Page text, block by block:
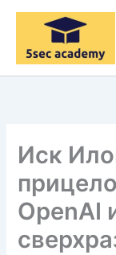
Перейти
содержимому
Иск
OpenAI